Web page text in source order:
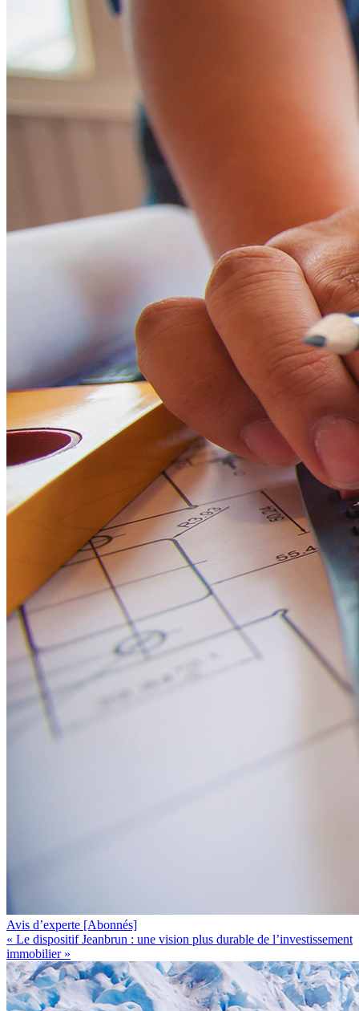
Avis d’experte [Abonnés]
« Le dispositif Jeanbrun : une vision plus durable de l’investissement
immobilier »